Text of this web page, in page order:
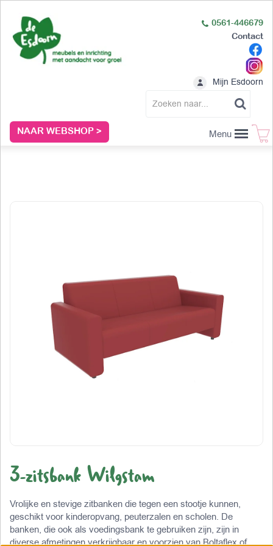
NAAR WEBSHOP >
0561-446679
Contact
Mijn Esdoorn
Menu
3-zitsbank Wilgstam
Vrolijke en stevige zitbanken die tegen een stootje kunnen,
geschikt voor kinderopvang, peuterzalen en scholen. De
banken, die ook als voedingsbank te gebruiken zijn, zijn in
diverse afmetingen verkrijgbaar en voorzien van Boltaflex of